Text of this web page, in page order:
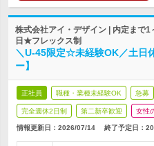
株式会社アイ・デザイン | 内定まで
日★フレックス制
＼U-45限定☆未経験OK／土日
ー】
正社員 職種・業種未経験OK 急募
完全週休2日制 第二新卒歓迎 女性
情報更新日：2026/07/14 終了予定日：